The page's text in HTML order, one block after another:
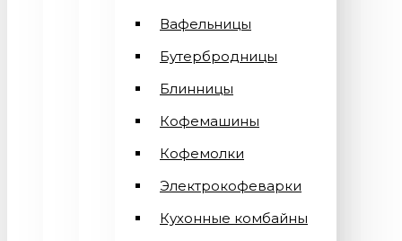
Вафельницы
Бутербродницы
Блинницы
Кофемашины
Кофемолки
Электрокофеварки
Кухонные комбайны